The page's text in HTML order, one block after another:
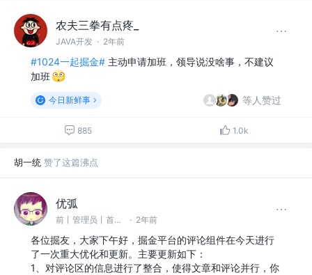
农夫三拳有点疼_
JAVA开发 · 2年前
#1024一起掘金# 主动申请加班，领导说没啥事，不建议
加班
今日新鲜事 等人赞过
885 1.0k
胡一统 赞了这篇沸点
优弧
前丨管理员丨首席客服君丨运营负责人 @掘金 · 2年前
各位掘友，大家下午好，掘金平台的评论组件在今天进行
了一次重大优化和更新。主要更新如下：
1、对评论区的信息进行了整合，使得文章和评论并行，你